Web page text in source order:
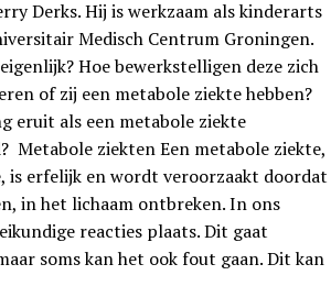
Derks. Hij is werkzaam als kinderarts
Medisch Centrum Groningen.
Hoe bewerkstelligen deze zich
of zij een metabole ziekte hebben?
eruit als een metabole ziekte
Metabole ziekten Een metabole ziekte,
is erfelijk en wordt veroorzaakt doordat
in het lichaam ontbreken. In ons
reacties plaats. Dit gaat
soms kan het ook fout gaan. Dit kan